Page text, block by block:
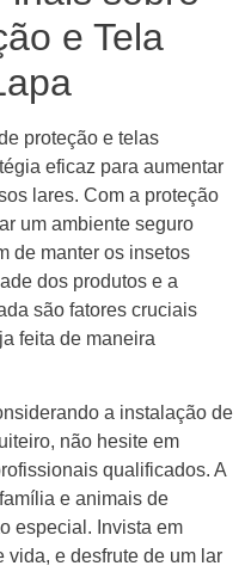
e Tela
proteção e telas
eficaz para aumentar
lares. Com a proteção
um ambiente seguro
de manter os insetos
dos produtos e a
são fatores cruciais
feita de maneira
a instalação de
não hesite em
qualificados. A
e animais de
especial. Invista em
vida, e desfrute de um lar